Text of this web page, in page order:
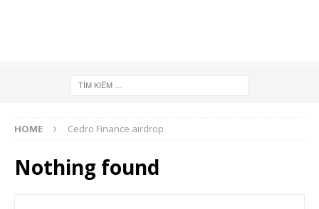
HOME Cedro Finance airdrop
Nothing found